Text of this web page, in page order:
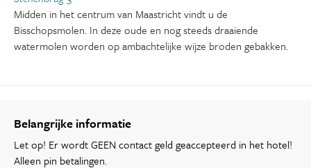
Midden in het centrum van Maastricht vindt u de
Bisschopsmolen. In deze oude en nog steeds draaiende
watermolen worden op ambachtelijke wijze broden gebakken.
Belangrijke informatie
Let op! Er wordt GEEN contact geld geaccepteerd in het hotel!
Alleen pin betalingen.